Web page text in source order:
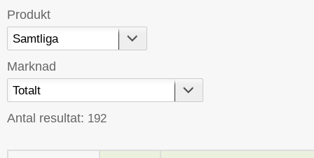
Produkt
Marknad
Antal resultat: 192